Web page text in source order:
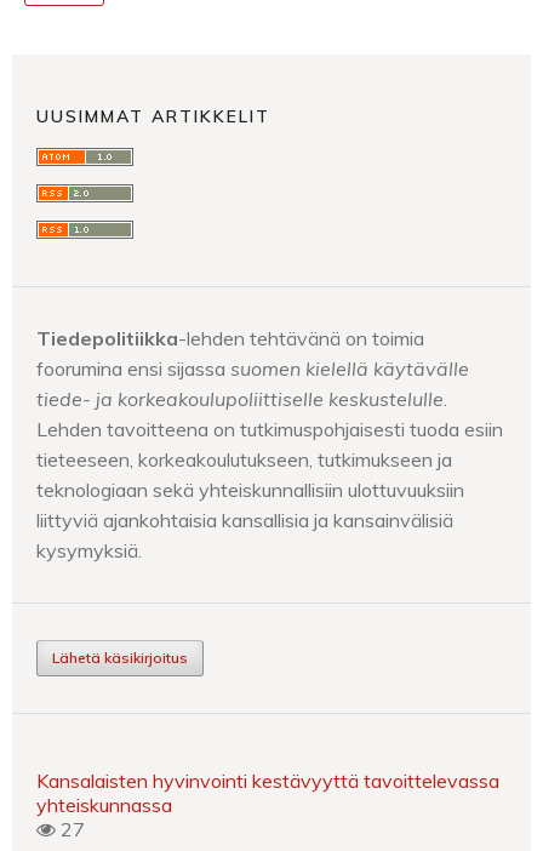
UUSIMMAT ARTIKKELIT
Tiedepolitiikka-lehden tehtävänä on toimia
foorumina ensi sijassa suomen kielellä käytävälle
tiede- ja korkeakoulupoliittiselle keskustelulle.
Lehden tavoitteena on tutkimuspohjaisesti tuoda esiin
tieteeseen, korkeakoulutukseen, tutkimukseen ja
teknologiaan sekä yhteiskunnallisiin ulottuvuuksiin
liittyviä ajankohtaisia kansallisia ja kansainvälisiä
kysymyksiä.
Lähetä käsikirjoitus
Kansalaisten hyvinvointi kestävyyttä tavoittelevassa
yhteiskunnassa
27